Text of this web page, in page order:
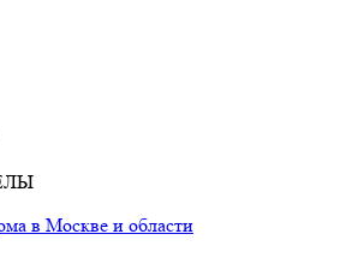
в Москве и области